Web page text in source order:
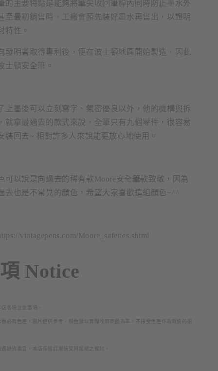
的主要特點是能夠將筆尖收回筆桿內同時防止墨水外
至最初銷售時，工廠會預先裝好墨水再售出，以證明
特性。
發明者取得專利後，便在波士頓地區開始製造，因此
士頓安全筆。
上墨後可以立刻寫字、氣密優良以外，他的機構與拆
就拿最過去的款式來說，全筆只有九個零件，很容易
裝回去~ 相對許多人來說能更放心地使用。
可以說是向過去的稀有款Moore安全筆款致敬，因為
去也是不常見的顏色，希望大家喜歡這組顏色~^^
vintagepens.com/Moore_safeties.shtml
Notice
各項注意事項。
必 有色差，圖片僅供參考，顏色請以實際收到商品為準。不接受色差作為瑕疵的退
缺貨事宜，本店保留訂單接受與拒絕之權利。